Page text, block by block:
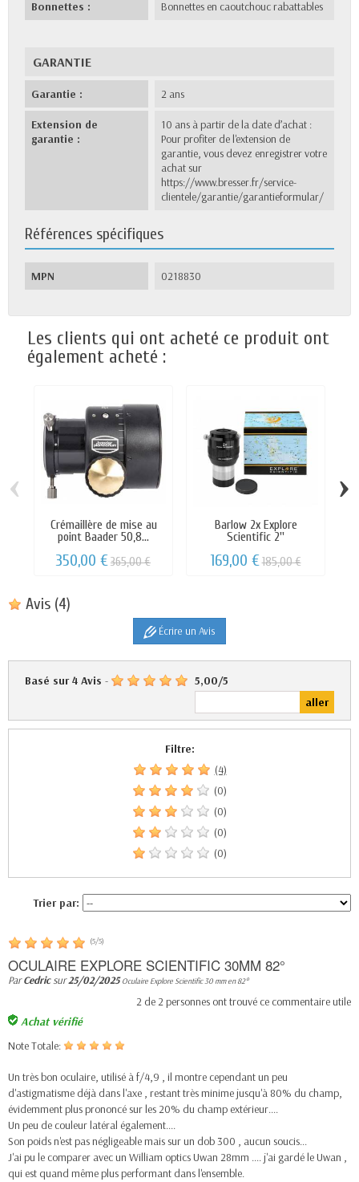
Bonnettes : Bonnettes en caoutchouc rabattables
GARANTIE
Garantie : 2 ans
Extension de
garantie :
10 ans à partir de la date d’achat :
Pour profiter de l'extension de
garantie, vous devez enregistrer votre
achat sur
https://www.bresser.fr/service-
clientele/garantie/garantieformular/
Références spécifiques
MPN 0218830
Les clients qui ont acheté ce produit ont
également acheté :
Crémaillère de mise au
point Baader 50,8...
350,00 €365,00 €
Barlow 2x Explore
Scientific 2''
169,00 €185,00 €
‹ ›
Avis (4)
Écrire un Avis
Basé sur4 Avis - 5,00/5
Filtre:
(4)
(0)
(0)
(0)
(0)
Trier par:
(5/5)
OCULAIRE EXPLORE SCIENTIFIC 30MM 82°
ParCedricsur25/02/2025 Oculaire Explore Scientific 30 mm en 82°
2 de2personnes ont trouvé ce commentaire utile
Achat vérifié
Note Totale:
Un très bon oculaire, utilisé à f/4,9 , il montre cependant un peu
d'astigmatisme déjà dans l'axe , restant très minime jusqu'à 80% du champ,
évidemment plus prononcé sur les 20% du champ extérieur....
Un peu de couleur latéral également....
Son poids n'est pas négligeable mais sur un dob 300 , aucun soucis...
J'ai pu le comparer avec un William optics Uwan 28mm .... j'ai gardé le Uwan ,
qui est quand même plus performant dans l'ensemble.